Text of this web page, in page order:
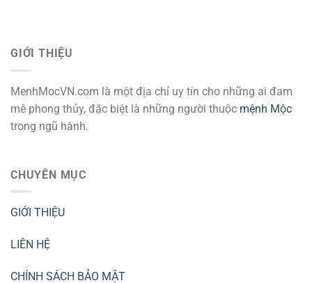
GIỚI THIỆU
MenhMocVN.com là một địa chỉ uy tín cho những ai đam
mê phong thủy, đặc biệt là những người thuộc mệnh Mộc
trong ngũ hành.
CHUYÊN MỤC
GIỚI THIỆU
LIÊN HỆ
CHÍNH SÁCH BẢO MẬT